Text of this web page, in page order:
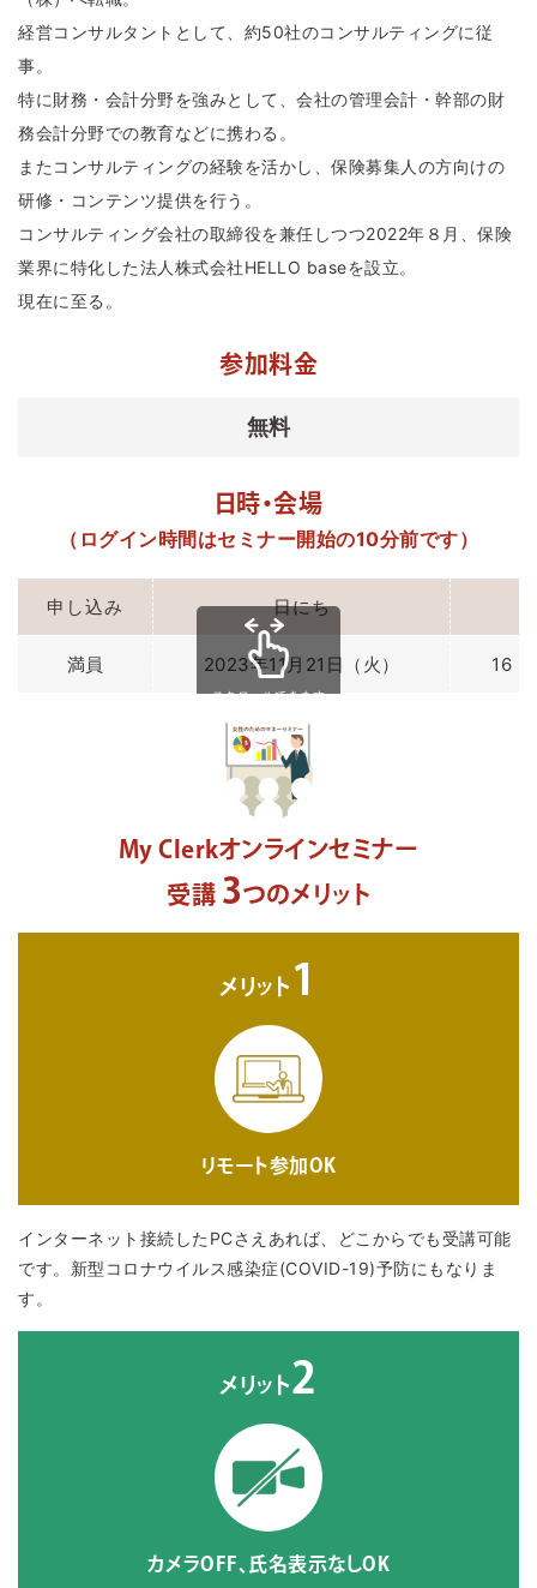
経営コンサルタントとして、約50社のコンサルティングに従
事。
特に財務・会計分野を強みとして、会社の管理会計・幹部の財
務会計分野での教育などに携わる。
またコンサルティングの経験を活かし、保険募集人の方向けの
研修・コンテンツ提供を行う。
コンサルティング会社の取締役を兼任しつつ2022年８月、保険
業界に特化した法人株式会社HELLO baseを設立。
現在に至る。
参加料金
無料
日時・会場
（ログイン時間はセミナー開始の10分前です）
申し込み 日にち
満員 2023年11月21日（火） 16
スクロールできます
My Clerkオンラインセミナー
受講 3つのメリット
メリット 1
リモート参加OK
インターネット接続したPCさえあれば、どこからでも受講可能
です。新型コロナウイルス感染症(COVID-19)予防にもなりま
す。
メリット 2
カメラOFF、氏名表示なしOK